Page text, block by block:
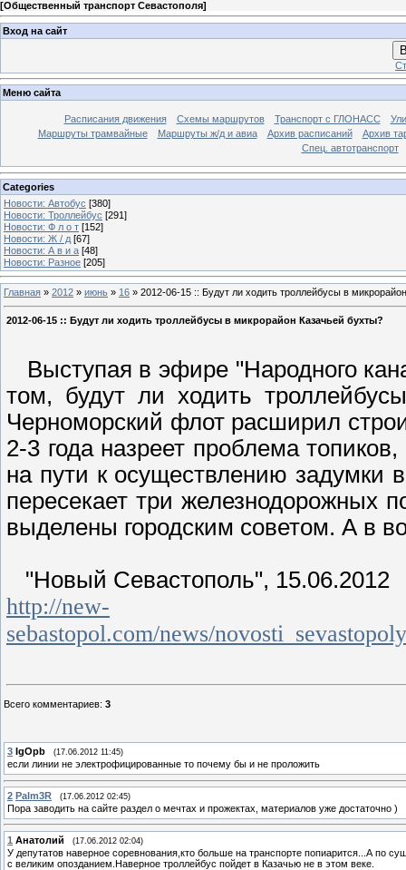
[Общественный транспорт Севастополя]
Вход на сайт
Меню сайта
Расписания движения Схемы маршрутов Транспорт с ГЛОНАСС
Маршруты трамвайные
Маршруты ж/д и авиа Архив расписаний
Архив
Спец. автотранспорт
Categories
Новости: Автобус [380]
Новости: Троллейбус [291]
Новости: Ф л о т [152]
Новости: Ж / д [67]
Новости: А в и а [48]
Новости: Разное [205]
Главная » 2012 » июнь » 16 » 2012-06-15 :: Будут ли ходить троллейбусы в
2012-06-15 :: Будут ли ходить троллейбусы в микрорайон Казачьей бухты?
Выступая в эфире "Народного
том, будут ли ходить
Черноморский флот расширил
2-3 года назреет проблема
на пути к осуществлению задумки
пересекает три железнодорожных
выделены городским советом. А в
"Новый Севастополь", 15.06.2012
http://new-
sebastopol.com/news/
Всего комментариев: 3
3 IgOpb (17.06.2012 11:45)
если линии не электрофицированные то почему бы и не проложить
2 Palm3R (17.06.2012 02:45)
Пора заводить на сайте раздел о мечтах и прожектах, материалов уже достаточно )
1 Анатолий (17.06.2012 02:04)
У депутатов наверное соревнования,кто больше на транспорте попиарится...А по
с великим опозданием.Наверное троллейбус пойдет в Казачью не в этом веке.